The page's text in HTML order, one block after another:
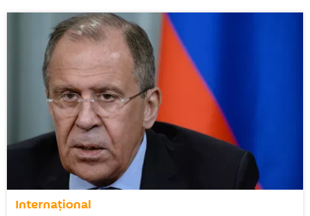
Internaţional